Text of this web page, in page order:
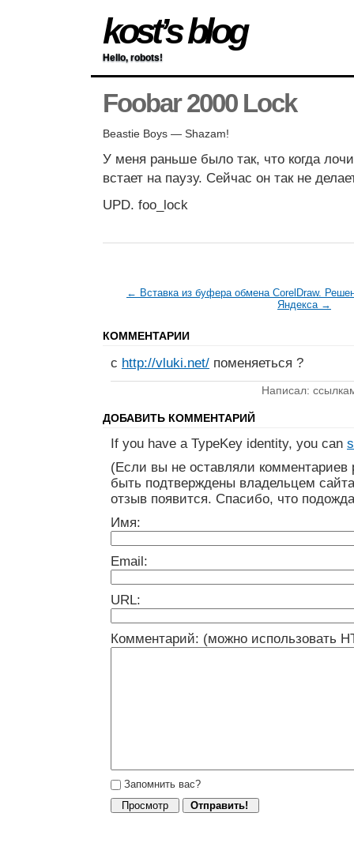
kost’s blog
Hello, robots!
Foobar 2000 Lock
Beastie Boys — Shazam!
У меня раньше было так, что когда
встает на паузу. Сейчас он так не
UPD. foo_lock
← Вставка из буфера обмена CorelDraw.
Яндекса →
КОММЕНТАРИИ
с http://vluki.net/ поменяеться ?
Написал:
ДОБАВИТЬ КОММЕНТАРИЙ
If you have a TypeKey identity, you can
(Если вы не оставляли
быть подтверждены владельцем
отзыв появится. Спасибо, что
Имя:
Email:
URL:
Комментарий: (можно использовать
Запомнить вас?